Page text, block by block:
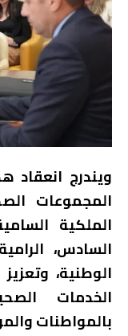
ويندرج انعقاد
المجموعات
الملكية
السادس،
الوطنية،
الخدمات
بالمواطنات